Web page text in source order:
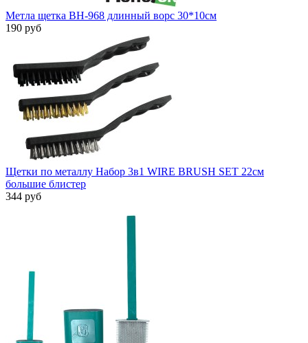
Метла щетка BH-968 длинный ворс 30*10см
190 руб
Щетки по металлу Набор 3в1 WIRE BRUSH SET 22см
большие блистер
344 руб